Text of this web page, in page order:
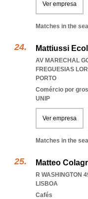
Ver empresa
Matches in the
Mattiussi
AV MARECHAL
FREGUESIAS
PORTO
Comércio por
UNIP
Ver empresa
Matches in the
Matteo
R WASHINGTON
LISBOA
Cafés